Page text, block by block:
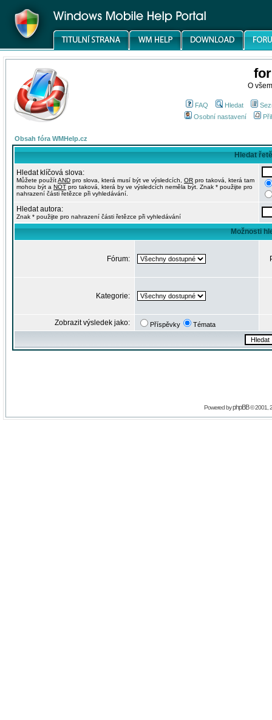
O
FAQ Hledat
Osobní nastavení
Obsah fóra WMHelp.cz
Hledat
Hledat klíčová slova:
Můžete použítAND pro slova, která musí být ve výsledcích, OR pro taková, která tam
mohou být a NOT pro taková, která by ve výsledcích neměla být. Znak * použijte pro
nahrazení části řetězce při vyhledávání.
Hledat autora:
Znak * použijte pro nahrazení části řetězce při vyhledávání
Možnosti
Fórum:
Kategorie:
Zobrazit výsledek jako: Příspěvky Témata
Powered byphpBB© 2001,